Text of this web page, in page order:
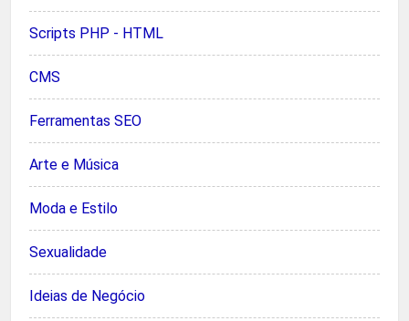
Scripts PHP - HTML
CMS
Ferramentas SEO
Arte e Música
Moda e Estilo
Sexualidade
Ideias de Negócio